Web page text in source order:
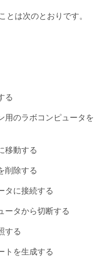
は次のとおりです。
る
用のラボコンピュータを
移動する
削除する
タに接続する
ータから切断する
する
トを生成する